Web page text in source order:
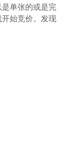
单张的或是完
始竞价。发现